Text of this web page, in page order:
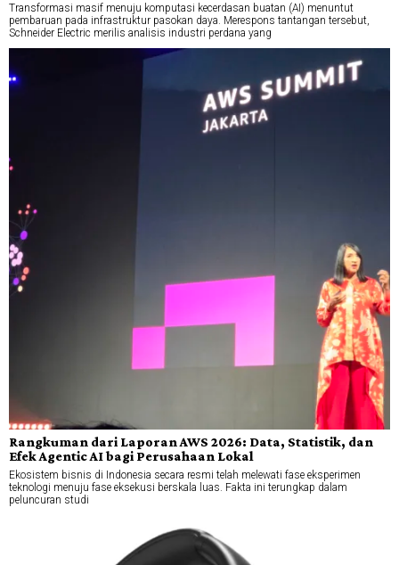
Transformasi masif menuju komputasi kecerdasan buatan (AI) menuntut
pembaruan pada infrastruktur pasokan daya. Merespons tantangan tersebut,
Schneider Electric merilis analisis industri perdana yang
Rangkuman dari Laporan AWS 2026: Data, Statistik, dan
Efek Agentic AI bagi Perusahaan Lokal
Ekosistem bisnis di Indonesia secara resmi telah melewati fase eksperimen
teknologi menuju fase eksekusi berskala luas. Fakta ini terungkap dalam
peluncuran studi